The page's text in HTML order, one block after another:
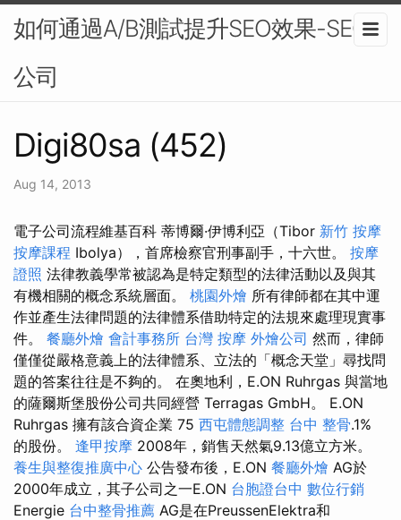
如何通過A/B測試提升SEO效果-SEO
公司
Digi80sa (452)
Aug 14, 2013
電子公司流程維基百科 蒂博爾·伊博利亞（Tibor 新竹 按摩
按摩課程 Ibolya），首席檢察官刑事副手，十六世。 按摩
證照 法律教義學常被認為是特定類型的法律活動以及與其
有機相關的概念系統層面。 桃園外燴 所有律師都在其中運
作並產生法律問題的法律體系借助特定的法規來處理現實事
件。 餐廳外燴 會計事務所 台灣 按摩 外燴公司 然而，律師
僅僅從嚴格意義上的法律體系、立法的「概念天堂」尋找問
題的答案往往是不夠的。 在奧地利，E.ON Ruhrgas 與當地
的薩爾斯堡股份公司共同經營 Terragas GmbH。 E.ON
Ruhrgas 擁有該合資企業 75 西屯體態調整 台中 整骨.1%
的股份。 逢甲按摩 2008年，銷售天然氣9.13億立方米。
養生與整復推廣中心 公告發布後，E.ON 餐廳外燴 AG於
2000年成立，其子公司之一E.ON 台胞證台中 數位行銷
Energie 台中整骨推薦 AG是在PreussenElektra和